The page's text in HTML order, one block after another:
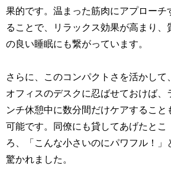
果的です。温まった筋肉にアプローチ
ることで、リラックス効果が高まり、
の良い睡眠にも繋がっています。
さらに、このコンパクトさを活かして、
オフィスのデスクに忍ばせておけば、
ンチ休憩中に数分間だけケアすること
可能です。同僚にも貸してあげたとこ
ろ、「こんな小さいのにパワフル！」
驚かれました。